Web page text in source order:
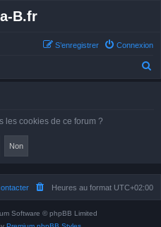
B.fr
Connexion
S’enregistrer
e
les cookies de ce forum ?
Heures au format UTC+02:00
Software © phpBB Limited